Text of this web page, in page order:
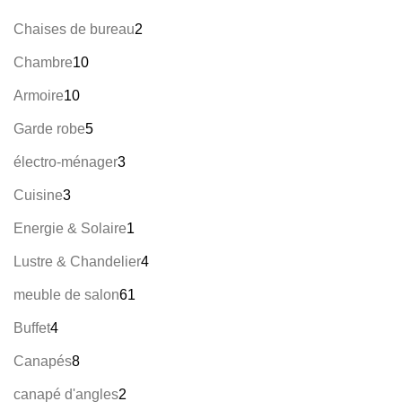
Chaises de bureau2
Chambre10
Armoire10
Garde robe5
électro-ménager3
Cuisine3
Energie & Solaire1
Lustre & Chandelier4
meuble de salon61
Buffet4
Canapés8
canapé d'angles2